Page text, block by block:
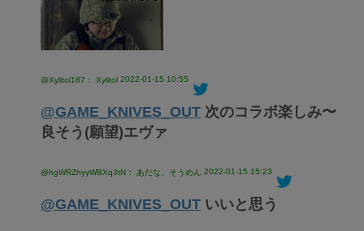
@Xylitol167： Xylitol 2022-01-15 10:55
@GAME_KNIVES_OUT 次のコラボ楽しみ〜
良そう(願望)エヴァ
@hgWRZhyyWBXq3tN： あだな、そうめん 2022-01-15 15:23
@GAME_KNIVES_OUT いいと思う